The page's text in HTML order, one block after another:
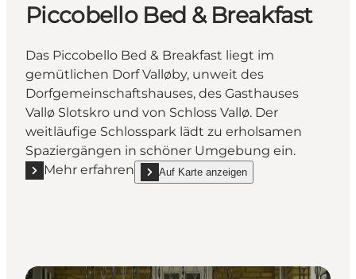
Piccobello Bed & Breakfast
Das Piccobello Bed & Breakfast liegt im
gemütlichen Dorf Valløby, unweit des
Dorfgemeinschaftshauses, des Gasthauses
Vallø Slotskro und von Schloss Vallø. Der
weitläufige Schlosspark lädt zu erholsamen
Spaziergängen in schöner Umgebung ein.
Mehr erfahren
Mehr erfahren "Piccobello Bed & Breakfast"
Auf Karte anzeigen
show Piccobello Bed & Breakfast on_map